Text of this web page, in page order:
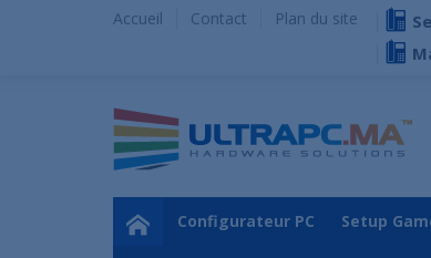
Accueil Contact Plan du site
Configurateur PC Setup